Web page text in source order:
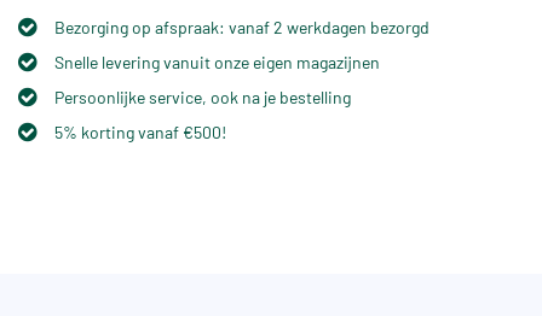
Bezorging op afspraak: vanaf 2 werkdagen bezorgd
Snelle levering vanuit onze eigen magazijnen
Persoonlijke service, ook na je bestelling
5% korting vanaf €500!